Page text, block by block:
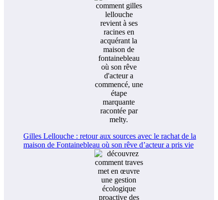
Gilles Lellouche : retour aux sources avec le rachat de la
maison de Fontainebleau où son rêve d’acteur a pris vie